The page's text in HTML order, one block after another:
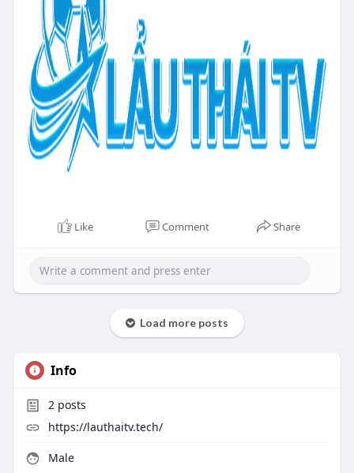
Like Comment Share
Load more posts
Info
2posts
https://lauthaitv.tech/
Male